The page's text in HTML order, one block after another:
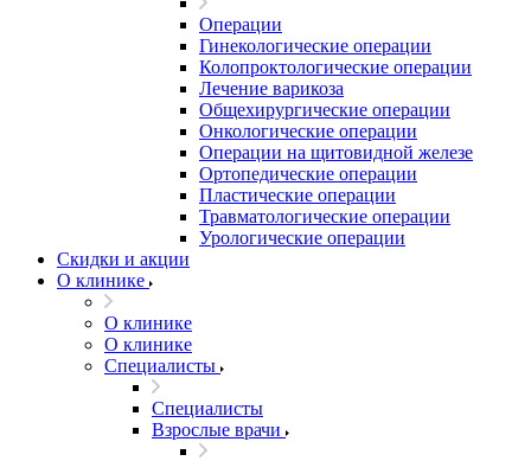
Операции
Гинекологические операции
Колопроктологические операции
Лечение варикоза
Общехирургические операции
Онкологические операции
Операции на щитовидной железе
Ортопедические операции
Пластические операции
Травматологические операции
Урологические операции
Скидки и акции
О клинике
О клинике
О клинике
Специалисты
Специалисты
Взрослые врачи